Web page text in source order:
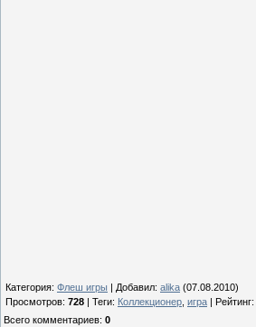
Категория: Флеш игры Добавил: alika (07.08.2010)
Просмотров: 728 Теги: Коллекционер игра Рейтинг:
Всего комментариев: 0